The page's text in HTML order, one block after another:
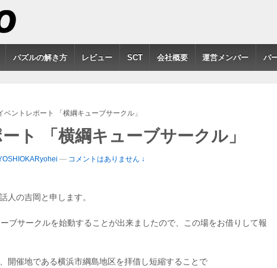
パズルの解き方 レビュー SCT 会社概要 運営メンバー パ
ベントレポート 「横綱キューブサークル」
ト 「横綱キューブサークル」
— コメントはありません ↓
人の吉岡と申します。
ブサークルを始動することが出来ましたので、この場をお借りして報
開催地である横浜市綱島地区を拝借し短縮することで